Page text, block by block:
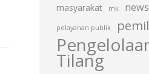
masyarakat mk news
pelayanan publik
Tilang